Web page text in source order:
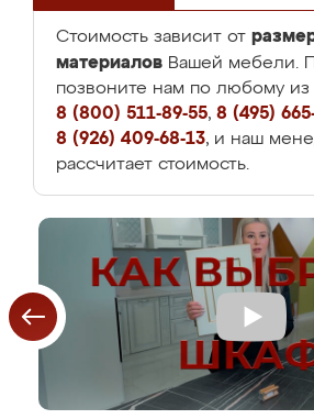
Стоимость зависит от
материалов Вашей мебели.
позвоните нам по любому
8 (800) 511-89-55, 8 (495)
8 (926) 409-68-13, и наш
рассчитает стоимость.